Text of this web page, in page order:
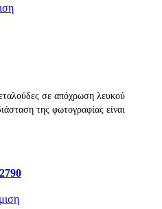
σε απόχρωση λευκού
της φωτογραφίας είναι